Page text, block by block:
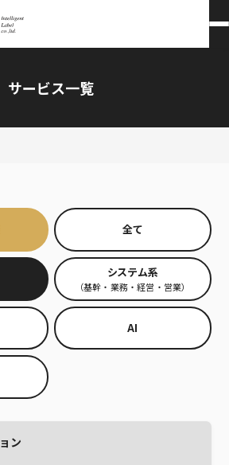
登録
サービス一覧
全て
システム系
（基幹・業務・経営・営業）
AI
ン